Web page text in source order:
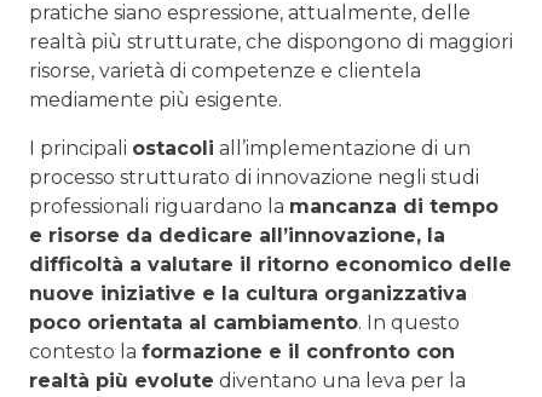
pratiche siano espressione, attualmente, delle
realtà più strutturate, che dispongono di maggiori
risorse, varietà di competenze e clientela
mediamente più esigente.
I principali ostacoli all’implementazione di un
processo strutturato di innovazione negli studi
professionali riguardano la mancanza di tempo
e risorse da dedicare all’innovazione, la
difficoltà a valutare il ritorno economico delle
nuove iniziative e la cultura organizzativa
poco orientata al cambiamento. In questo
contesto la formazione e il confronto con
realtà più evolute diventano una leva per la